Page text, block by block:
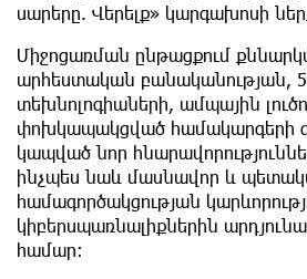
սարերը. Վերելք» կարգախոսի
Միջոցառման ընթացքում
արհեստական բանականության,
տեխնոլոգիաների, ամպային
փոխկապակցված համակարգերի
կապված նոր
ինչպես նաև մասնավոր և
համագործակցության
կիբերսպառնալիքներին
համար։